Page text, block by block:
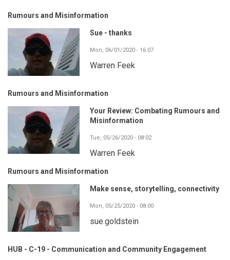
Rumours and Misinformation
Sue - thanks
Mon, 06/01/2020 - 16:07
Warren Feek
Rumours and Misinformation
Your Review: Combating Rumours and
Misinformation
Tue, 05/26/2020 - 08:02
Warren Feek
Rumours and Misinformation
Make sense, storytelling, connectivity
Mon, 05/25/2020 - 08:00
sue.goldstein
HUB - C-19 - Communication and Community Engagement